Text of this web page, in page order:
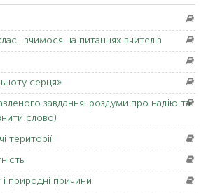
вчимося на питаннях вчителів
серця»
завдання: роздуми про надію та
слово)
території
і природні причини